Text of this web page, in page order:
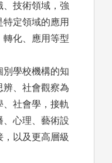
、技術領域，強
定領域的應用
轉化、應用等型
別學校機構的知
辨、社會觀察為
、社會學，接軌
、心理、藝術設
以及更高層級